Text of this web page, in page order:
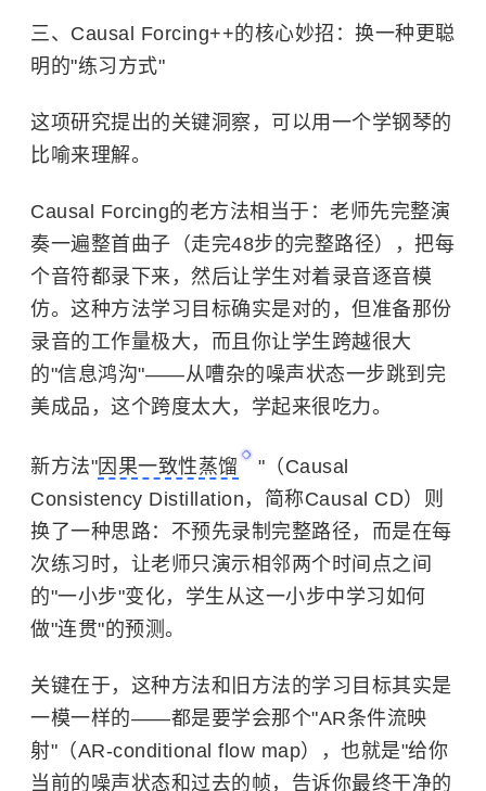
三、Causal Forcing++的核心妙招：换一种更聪
明的"练习方式"
这项研究提出的关键洞察，可以用一个学钢琴的
比喻来理解。
Causal Forcing的老方法相当于：老师先完整演
奏一遍整首曲子（走完48步的完整路径），把每
个音符都录下来，然后让学生对着录音逐音模
仿。这种方法学习目标确实是对的，但准备那份
录音的工作量极大，而且你让学生跨越很大
的"信息鸿沟"——从嘈杂的噪声状态一步跳到完
美成品，这个跨度太大，学起来很吃力。
新方法"因果一致性蒸馏
"（Causal
Consistency Distillation，简称Causal CD）则
换了一种思路：不预先录制完整路径，而是在每
次练习时，让老师只演示相邻两个时间点之间
的"一小步"变化，学生从这一小步中学习如何
做"连贯"的预测。
关键在于，这种方法和旧方法的学习目标其实是
一模一样的——都是要学会那个"AR条件流映
射"（AR-conditional flow map），也就是"给你
当前的噪声状态和过去的帧，告诉你最终干净的